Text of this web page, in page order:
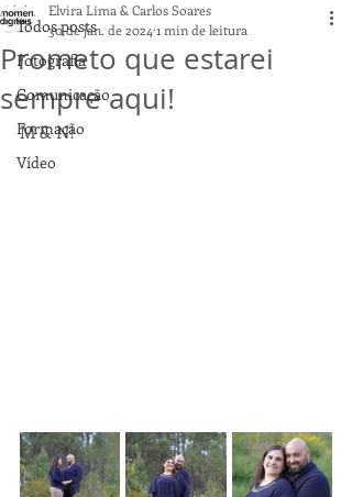
Todos posts
Fotografia
Comunicação
Formação
Vídeo
Prometo que estarei
sempre aqui!
Elvira Lima & Carlos Soares
30 de jan. de 2024 1 min de leitura
M & N!